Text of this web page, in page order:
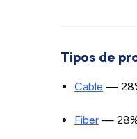
Tipos de
Cable —
Fiber —